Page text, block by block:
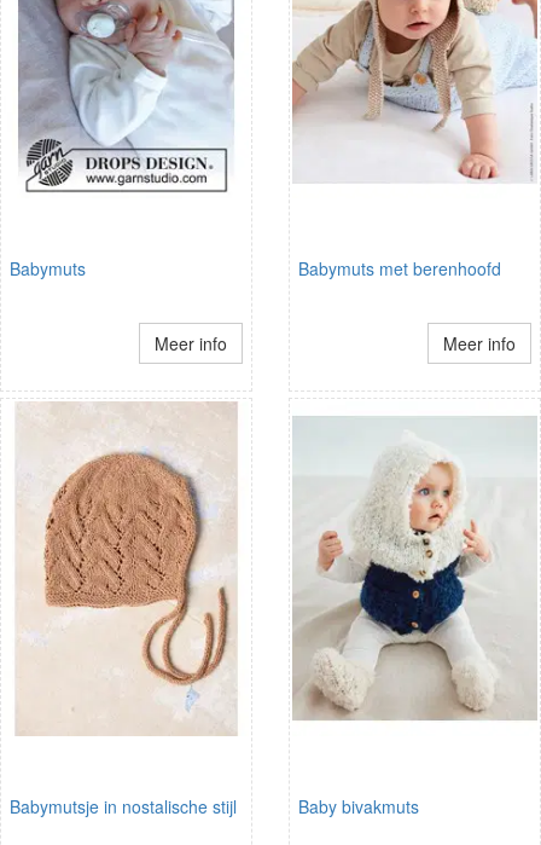
Babymuts
Meer info
Babymuts met berenhoofd
Meer info
Babymutsje in nostalische stijl Baby bivakmuts